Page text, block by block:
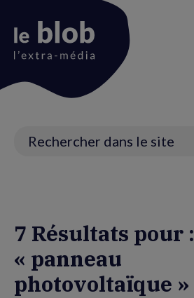
7 Résultats pour :
« panneau
photovoltaïque »